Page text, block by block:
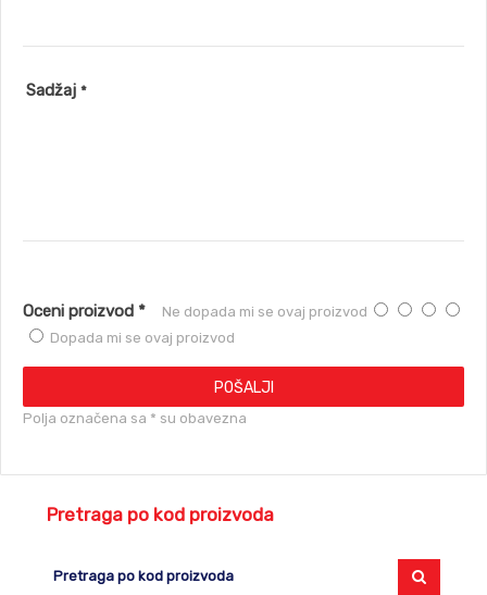
Pretraga po kod proizvoda
Sadžaj *
Oceni proizvod * Ne dopada mi se ovaj proizvod
Dopada mi se ovaj proizvod
POŠALJI
Polja označena sa * su obavezna